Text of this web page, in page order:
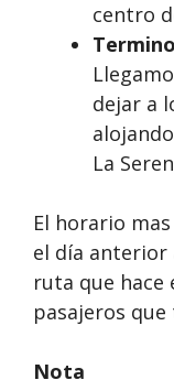
centro
dejar a
La
El horario
el día anterior
ruta que hace
pasajeros
Nota